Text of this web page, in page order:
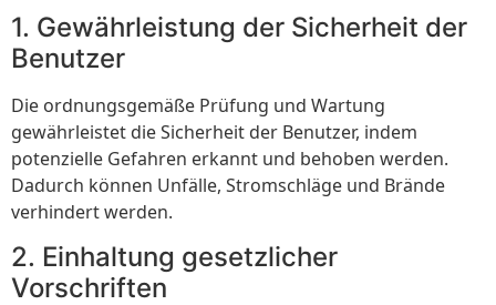
1. Gewährleistung der Sicherheit der
Benutzer
Die ordnungsgemäße Prüfung und Wartung
gewährleistet die Sicherheit der Benutzer, indem
potenzielle Gefahren erkannt und behoben werden.
Dadurch können Unfälle, Stromschläge und Brände
verhindert werden.
2. Einhaltung gesetzlicher
Vorschriften